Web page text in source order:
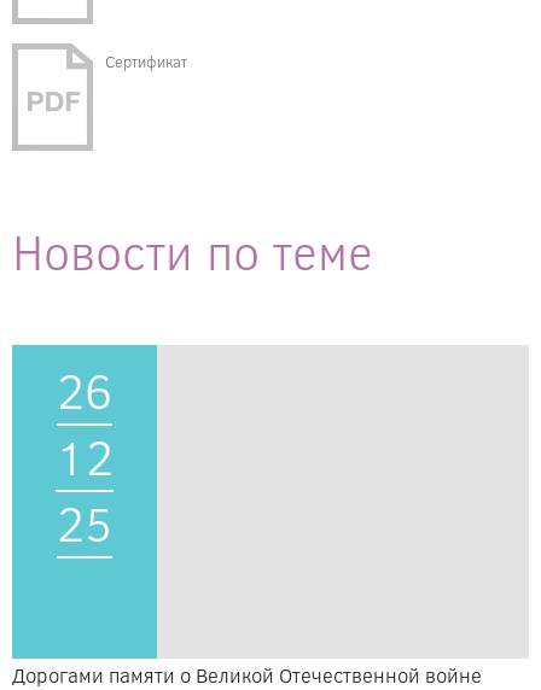
Сертификат
Новости по теме
26
12
25
Дорогами памяти о Великой Отечественной войне